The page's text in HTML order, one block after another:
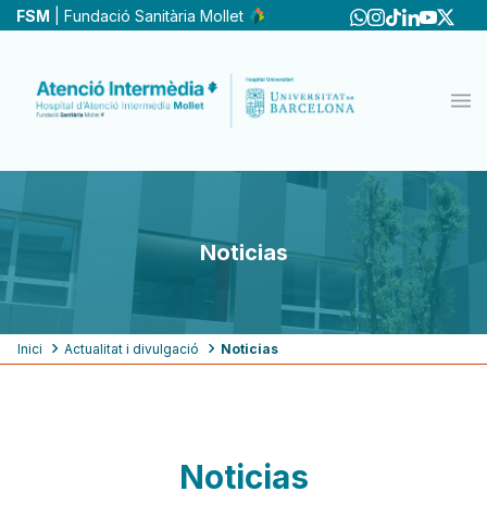
Pasar
principal
FSM | Fundació Sanitària Mollet
Noticias
Ruta
Inici Actualitat i divulgació Noticias
Noticias